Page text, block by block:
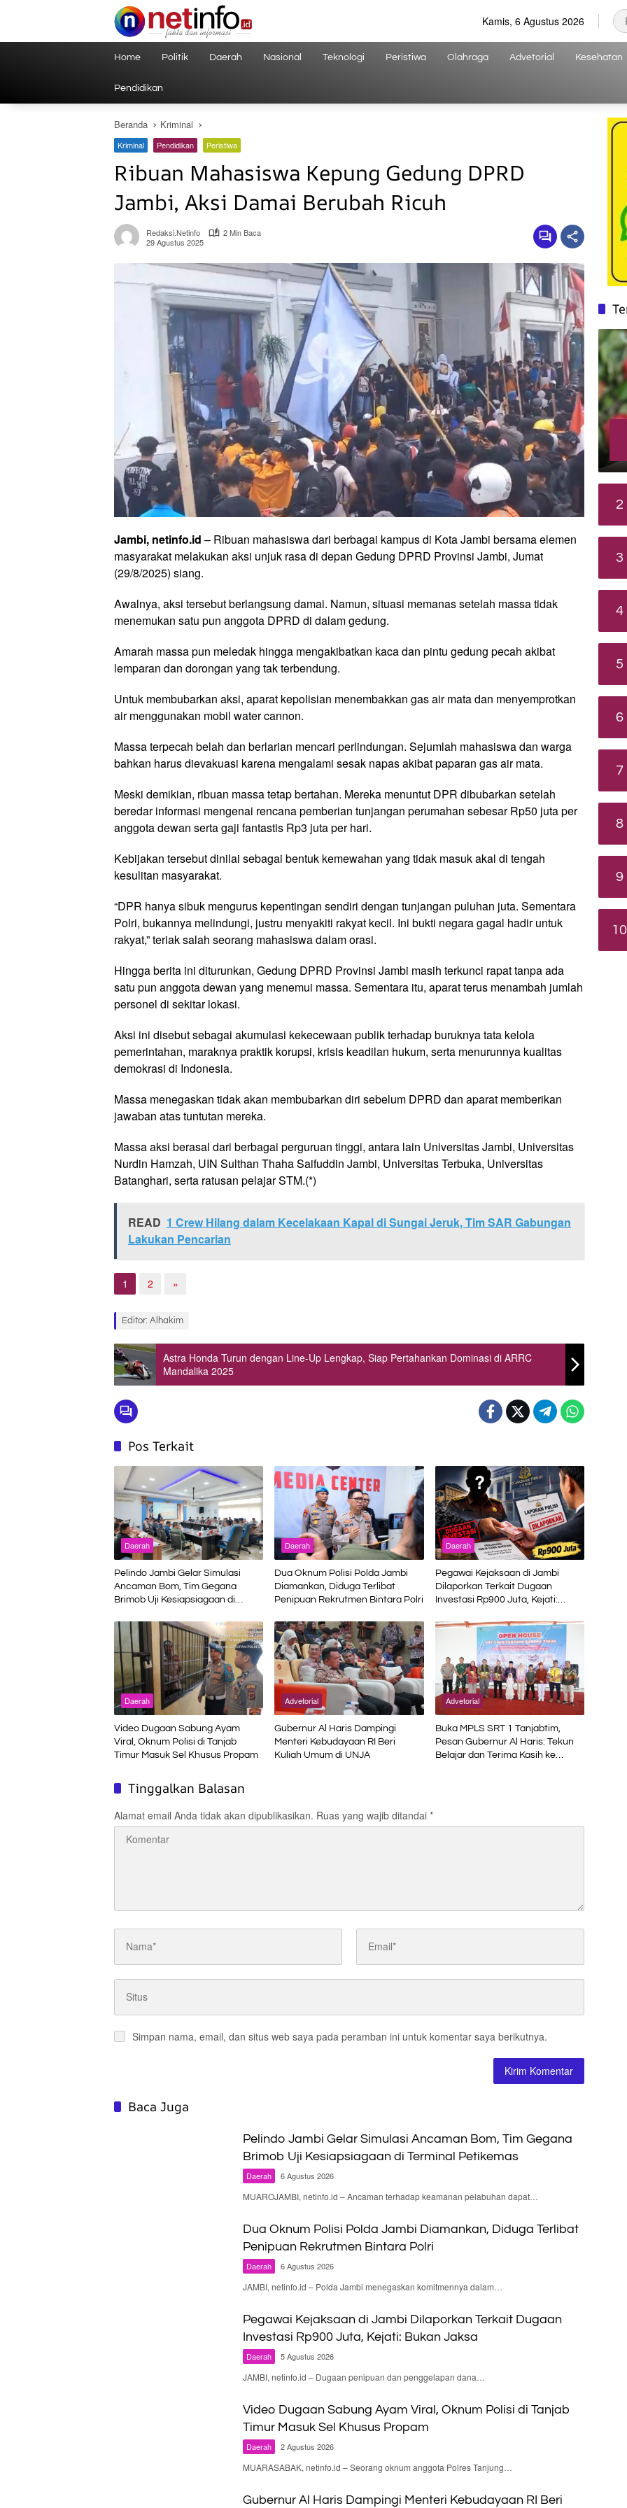
Kamis, 6 Agustus 2026
Home Politik Daerah Nasional Teknologi Peristiwa Olahraga Advetorial Kesehatan
Pendidikan
Beranda Kriminal
Kriminal Pendidikan Peristiwa
Ribuan Mahasiswa Kepung Gedung DPRD
Jambi, Aksi Damai Berubah Ricuh
Redaksi.netinfo
2 Min Baca
29 Agustus 2025
Jambi, netinfo.id – Ribuan mahasiswa dari berbagai kampus di Kota Jambi bersama elemen
masyarakat melakukan aksi unjuk rasa di depan Gedung DPRD Provinsi Jambi, Jumat
(29/8/2025) siang.
Awalnya, aksi tersebut berlangsung damai. Namun, situasi memanas setelah massa tidak
menemukan satu pun anggota DPRD di dalam gedung.
Amarah massa pun meledak hingga mengakibatkan kaca dan pintu gedung pecah akibat
lemparan dan dorongan yang tak terbendung.
Untuk membubarkan aksi, aparat kepolisian menembakkan gas air mata dan menyemprotkan
air menggunakan mobil water cannon.
Massa terpecah belah dan berlarian mencari perlindungan. Sejumlah mahasiswa dan warga
bahkan harus dievakuasi karena mengalami sesak napas akibat paparan gas air mata.
Meski demikian, ribuan massa tetap bertahan. Mereka menuntut DPR dibubarkan setelah
beredar informasi mengenai rencana pemberian tunjangan perumahan sebesar Rp50 juta per
anggota dewan serta gaji fantastis Rp3 juta per hari.
Kebijakan tersebut dinilai sebagai bentuk kemewahan yang tidak masuk akal di tengah
kesulitan masyarakat.
“DPR hanya sibuk mengurus kepentingan sendiri dengan tunjangan puluhan juta. Sementara
Polri, bukannya melindungi, justru menyakiti rakyat kecil. Ini bukti negara gagal hadir untuk
rakyat,” teriak salah seorang mahasiswa dalam orasi.
Hingga berita ini diturunkan, Gedung DPRD Provinsi Jambi masih terkunci rapat tanpa ada
satu pun anggota dewan yang menemui massa. Sementara itu, aparat terus menambah jumlah
personel di sekitar lokasi.
Aksi ini disebut sebagai akumulasi kekecewaan publik terhadap buruknya tata kelola
pemerintahan, maraknya praktik korupsi, krisis keadilan hukum, serta menurunnya kualitas
demokrasi di Indonesia.
Massa menegaskan tidak akan membubarkan diri sebelum DPRD dan aparat memberikan
jawaban atas tuntutan mereka.
Massa aksi berasal dari berbagai perguruan tinggi, antara lain Universitas Jambi, Universitas
Nurdin Hamzah, UIN Sulthan Thaha Saifuddin Jambi, Universitas Terbuka, Universitas
Batanghari, serta ratusan pelajar STM.(*)
READ 1 Crew Hilang dalam Kecelakaan Kapal di Sungai Jeruk, Tim SAR Gabungan
Lakukan Pencarian
1 2 »
Editor: Alhakim
Astra Honda Turun dengan Line-Up Lengkap, Siap Pertahankan Dominasi di ARRC
Mandalika 2025
Pos Terkait
Daerah
Pelindo Jambi Gelar Simulasi
Ancaman Bom, Tim Gegana
Brimob Uji Kesiapsiagaan di
Daerah
Dua Oknum Polisi Polda Jambi
Diamankan, Diduga Terlibat
Penipuan Rekrutmen Bintara Polri
Daerah
Pegawai Kejaksaan di Jambi
Dilaporkan Terkait Dugaan
Investasi Rp900 Juta, Kejati:
Daerah
Video Dugaan Sabung Ayam
Viral, Oknum Polisi di Tanjab
Timur Masuk Sel Khusus Propam
Advetorial
Gubernur Al Haris Dampingi
Menteri Kebudayaan RI Beri
Kuliah Umum di UNJA
Advetorial
Buka MPLS SRT 1 Tanjabtim,
Pesan Gubernur Al Haris: Tekun
Belajar dan Terima Kasih ke
Tinggalkan Balasan
Alamat email Anda tidak akan dipublikasikan. Ruas yang wajib ditandai *
Simpan nama, email, dan situs web saya pada peramban ini untuk komentar saya berikutnya.
Baca Juga
Pelindo Jambi Gelar Simulasi Ancaman Bom, Tim Gegana
Brimob Uji Kesiapsiagaan di Terminal Petikemas
Daerah 6 Agustus 2026
MUAROJAMBI, netinfo.id – Ancaman terhadap keamanan pelabuhan dapat…
Dua Oknum Polisi Polda Jambi Diamankan, Diduga Terlibat
Penipuan Rekrutmen Bintara Polri
Daerah 6 Agustus 2026
JAMBI, netinfo.id – Polda Jambi menegaskan komitmennya dalam…
Pegawai Kejaksaan di Jambi Dilaporkan Terkait Dugaan
Investasi Rp900 Juta, Kejati: Bukan Jaksa
Daerah 5 Agustus 2026
JAMBI, netinfo.id – Dugaan penipuan dan penggelapan dana…
Video Dugaan Sabung Ayam Viral, Oknum Polisi di Tanjab
Timur Masuk Sel Khusus Propam
Daerah 2 Agustus 2026
MUARASABAK, netinfo.id – Seorang oknum anggota Polres Tanjung…
Gubernur Al Haris Dampingi Menteri Kebudayaan RI Beri
2
3
4
5
6
7
8
9
10